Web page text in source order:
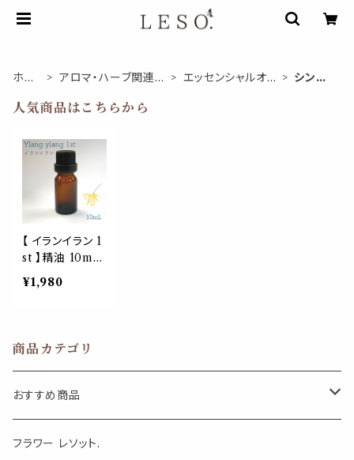
ホー
アロマ・ハーブ関連商
エッセンシャルオイ
シング
人気商品はこちらから
【 イランイラン 1
st 】精油 10mL
ノーラベル 1本
ファースト エッ
エキゾチック 女
性 甘い スイート
濃厚 アロマ 香
水 ホルモン 魅
タル アロマスプ
レー フレグラン
¥1,980
商品カテゴリ
おすすめ商品
気になる虫対策に
フラワー レソット.